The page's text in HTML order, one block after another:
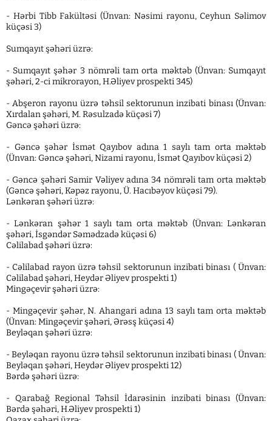
- Hərbi Tibb Fakültəsi (Ünvan: Nəsimi rayonu, Ceyhun Səlimov
küçəsi 3)
Sumqayıt şəhəri üzrə:
- Sumqayıt şəhər 3 nömrəli tam orta məktəb (Ünvan: Sumqayıt
şəhəri, 2-ci mikrorayon, H.Əliyev prospekti 345)
- Abşeron rayonu üzrə təhsil sektorunun inzibati binası (Ünvan:
Xırdalan şəhəri, M. Rəsulzadə küçəsi 7)
Gəncə şəhəri üzrə:
- Gəncə şəhər İsmət Qayıbov adına 1 saylı tam orta məktəb
(Ünvan: Gəncə şəhəri, Nizami rayonu, İsmət Qayıbov küçəsi 2)
- Gəncə şəhəri Samir Vəliyev adına 34 nömrəli tam orta məktəb
(Gəncə şəhəri, Kəpəz rayonu, Ü. Hacıbəyov küçəsi 79).
Lənkəran şəhəri üzrə:
- Lənkəran şəhər 1 saylı tam orta məktəb (Ünvan: Lənkəran
şəhəri, İsgəndər Səmədzadə küçəsi 6)
Cəlilabad şəhəri üzrə:
- Cəlilabad rayon üzrə təhsil sektorunun inzibati binası ( Ünvan:
Cəlilabad şəhəri, Heydər Əliyev prospekti 1)
Mingəçevir şəhəri üzrə:
- Mingəçevir şəhər, N. Ahangari adına 13 saylı tam orta məktəb
(Ünvan: Mingəçevir şəhəri, Ərəsş küçəsi 4)
Beyləqan şəhəri üzrə:
- Beyləqan rayonu üzrə təhsil sektorunun inzibati binası ( Ünvan:
Beyləqan şəhəri, Heydər Əliyev prospekti 12)
Bərdə şəhəri üzrə:
- Qarabağ Regional Təhsil İdarəsinin inzibati binası (Ünvan:
Bərdə şəhəri, H.Əliyev prospekti 1)